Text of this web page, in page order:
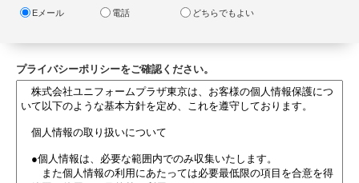
Eメール 電話 どちらでもよい
プライバシーポリシーをご確認ください。